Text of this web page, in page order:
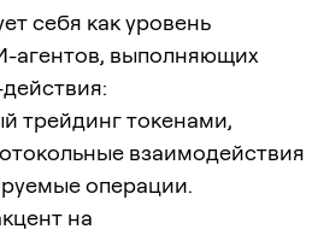
себя как уровень
агентов, выполняющих
трейдинг токенами,
взаимодействия
операции.
на